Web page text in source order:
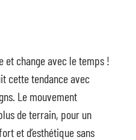
et change avec le temps !
cette tendance avec
Le mouvement
de terrain, pour un
et d’esthétique sans